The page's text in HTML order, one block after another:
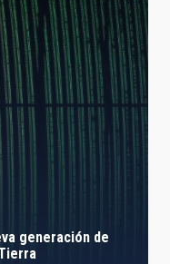
generación de